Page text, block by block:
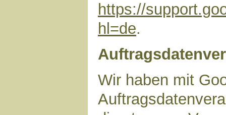
https://
hl=de.
Wir haben mit